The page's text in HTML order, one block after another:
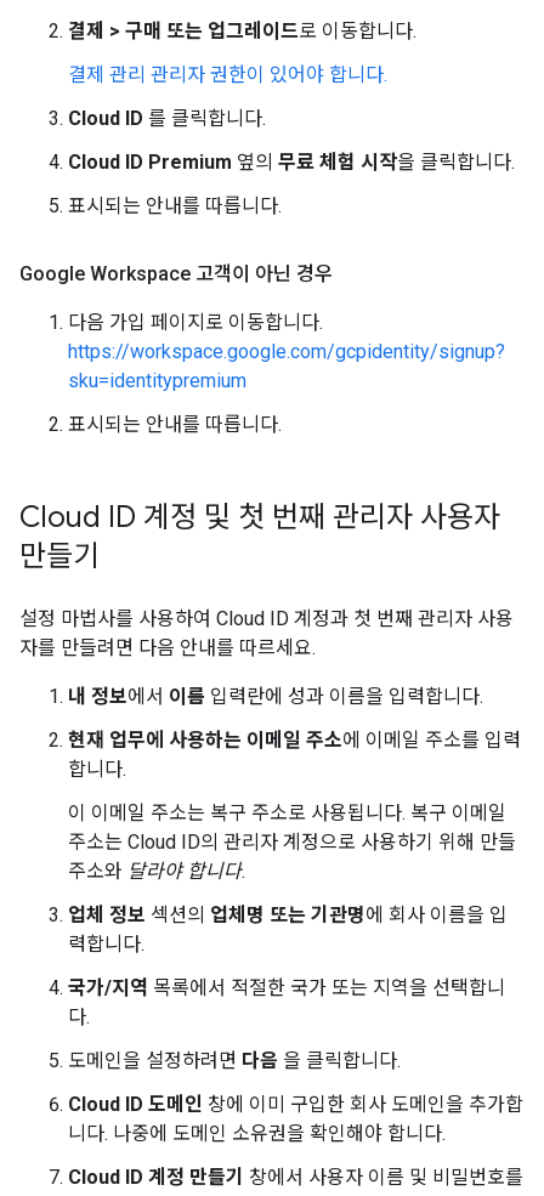
결제 > 구매 또는 업그레이드로 이동합니다.
결제 관리 관리자 권한이 있어야 합니다.
Cloud ID 를 클릭합니다.
Cloud ID Premium 옆의 무료 체험 시작을 클릭합니다.
표시되는 안내를 따릅니다.
Google Workspace 고객이 아닌 경우
다음 가입 페이지로 이동합니다.
https://workspace.google.com/gcpidentity/signup?
sku=identitypremium
표시되는 안내를 따릅니다.
Cloud ID 계정 및 첫 번째 관리자 사용자
만들기
설정 마법사를 사용하여 Cloud ID 계정과 첫 번째 관리자 사용
자를 만들려면 다음 안내를 따르세요.
내 정보에서 이름 입력란에 성과 이름을 입력합니다.
현재 업무에 사용하는 이메일 주소에 이메일 주소를 입력
합니다.
이 이메일 주소는 복구 주소로 사용됩니다. 복구 이메일
주소는 Cloud ID의 관리자 계정으로 사용하기 위해 만들
주소와 달라야 합니다.
업체 정보 섹션의 업체명 또는 기관명에 회사 이름을 입
력합니다.
국가/지역 목록에서 적절한 국가 또는 지역을 선택합니
다.
도메인을 설정하려면 다음 을 클릭합니다.
Cloud ID 도메인 창에 이미 구입한 회사 도메인을 추가합
니다. 나중에 도메인 소유권을 확인해야 합니다.
Cloud ID 계정 만들기
창에서 사용자 이름 및 비밀번호를